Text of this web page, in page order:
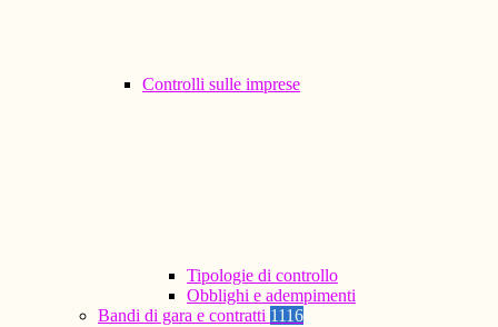
Controlli sulle imprese
Tipologie di controllo
Obblighi e adempimenti
Bandi di gara e contratti 1116